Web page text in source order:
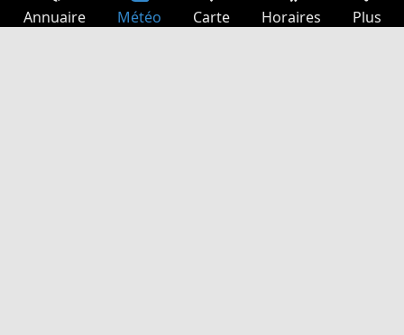
Annuaire Météo Carte Horaires Plus